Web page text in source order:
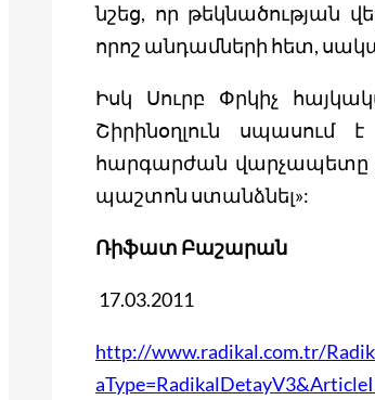
նշեց, որ թեկնածության
որոշ անդամների հետ,
Իսկ Սուրբ Փրկիչ
Շիրինօղլուն սպասում
հարգարժան
պաշտոն ստանձնել»:
Ռիֆատ Բաշարան
17.03.2011
http://www.radikal.com.tr/